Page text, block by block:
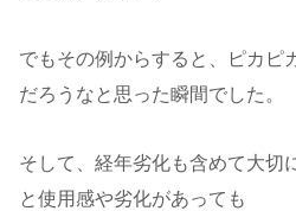
でもその例からすると、ピカピ
だろうなと思った瞬間でした。
そして、経年劣化も含めて大切
と使用感や劣化があっても